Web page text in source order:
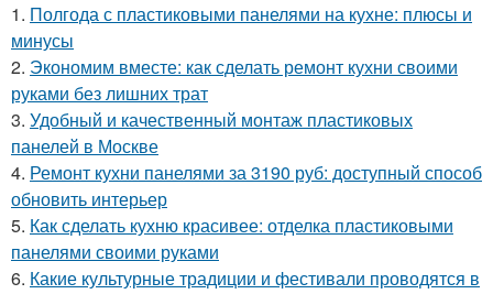
1. Полгода с пластиковыми панелями на кухне: плюсы и
минусы
2. Экономим вместе: как сделать ремонт кухни своими
руками без лишних трат
3. Удобный и качественный монтаж пластиковых
панелей в Москве
4. Ремонт кухни панелями за 3190 руб: доступный способ
обновить интерьер
5. Как сделать кухню красивее: отделка пластиковыми
панелями своими руками
6. Какие культурные традиции и фестивали проводятся в